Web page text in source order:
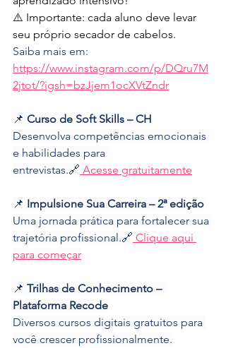
⚠️ Importante: cada aluno deve levar
seu próprio secador de cabelos.
Saiba mais em:
https://www.instagram.com/p/DQru7M
2jtot/?igsh=bzJjem1ocXVtZndr
📌 Curso de Soft Skills – CH
Desenvolva competências emocionais
e habilidades para
entrevistas.🔗 Acesse gratuitamente
📌 Impulsione Sua Carreira – 2ª edição
Uma jornada prática para fortalecer sua
trajetória profissional.🔗 Clique aqui
para começar
📌 Trilhas de Conhecimento –
Plataforma Recode
Diversos cursos digitais gratuitos para
você crescer profissionalmente.